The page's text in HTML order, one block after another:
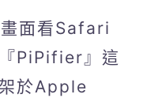
面看Safari
PiPifier』這
於Apple